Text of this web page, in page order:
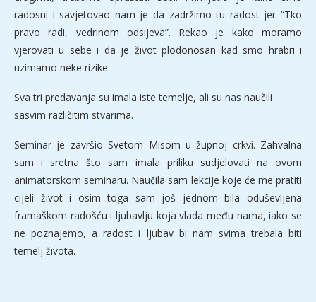
radosni i savjetovao nam je da zadržimo tu radost jer “Tko
pravo radi, vedrinom odsijeva”. Rekao je kako moramo
vjerovati u sebe i da je život plodonosan kad smo hrabri i
uzimamo neke rizike.
Sva tri predavanja su imala iste temelje, ali su nas naučili
sasvim različitim stvarima.
Seminar je završio Svetom Misom u župnoj crkvi. Zahvalna
sam i sretna što sam imala priliku sudjelovati na ovom
animatorskom seminaru. Naučila sam lekcije koje će me pratiti
cijeli život i osim toga sam još jednom bila oduševljena
framaškom radošću i ljubavlju koja vlada među nama, iako se
ne poznajemo, a radost i ljubav bi nam svima trebala biti
temelj života.